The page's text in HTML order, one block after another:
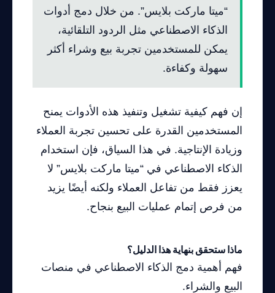
“ميتا ماركت بلايس”. من خلال دمج أدوات
الذكاء الاصطناعي مثل الردود التلقائية،
يمكن للمستخدمين تجربة بيع وشراء أكثر
سهولة وكفاءة.
إن فهم كيفية تشغيل وتنفيذ هذه الأدوات يمنح
المستخدمين القدرة على تحسين تجربة العملاء
وزيادة الإنتاجية. في هذا السياق، فإن استخدام
الذكاء الاصطناعي في “ميتا ماركت بلايس” لا
يعزز فقط من تفاعل العملاء ولكنه أيضًا يزيد
من فرص إتمام عمليات البيع بنجاح.
ماذا ستحقق بنهاية هذا الدليل؟
فهم أهمية دمج الذكاء الاصطناعي في منصات
البيع والشراء.